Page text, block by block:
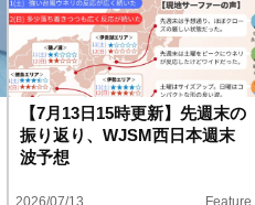
【7月13日15時更新】先週末の
振り返り、WJSM西日本週末
波予想
2026/07/13 Feature